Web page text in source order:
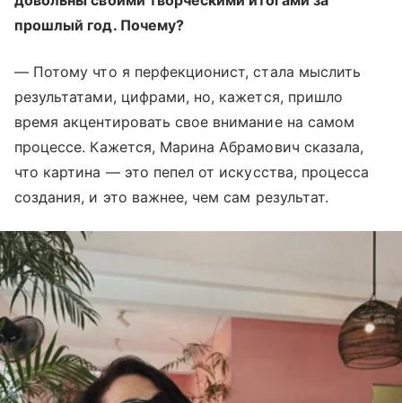
прошлый год. Почему?
— Потому что я перфекционист, стала мыслить
результатами, цифрами, но, кажется, пришло
время акцентировать свое внимание на самом
процессе. Кажется, Марина Абрамович сказала,
что картина —это пепел от искусства, процесса
создания, и это важнее, чем сам результат.